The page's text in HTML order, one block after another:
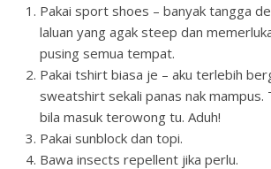
Pakai sport shoes – banyak tangga
laluan yang agak steep dan
pusing semua tempat.
Pakai tshirt biasa je – aku terlebih
sweatshirt sekali panas nak mampus.
bila masuk terowong tu. Aduh!
Pakai sunblock dan topi.
Bawa insects repellent jika perlu.